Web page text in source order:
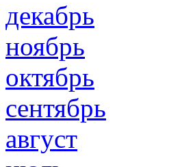
декабрь
ноябрь
октябрь
сентябрь
август